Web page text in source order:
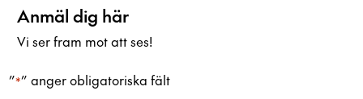
Anmäl dig här
Vi ser fram mot att ses!
”*” anger obligatoriska fält